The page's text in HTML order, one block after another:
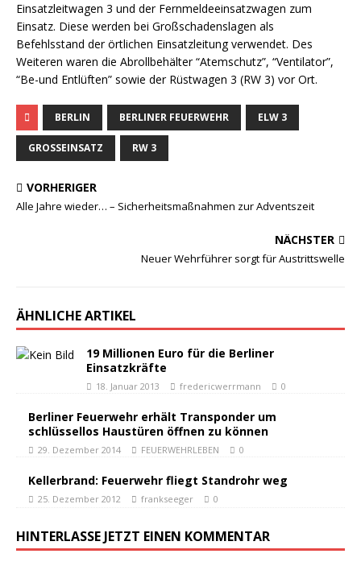
Einsatzleitwagen 3 und der Fernmeldeeinsatzwagen zum
Einsatz. Diese werden bei Großschadenslagen als
Befehlsstand der örtlichen Einsatzleitung verwendet. Des
Weiteren waren die Abrollbehälter “Atemschutz”, “Ventilator”,
“Be-und Entlüften” sowie der Rüstwagen 3 (RW 3) vor Ort.
BERLIN BERLINER FEUERWEHR ELW 3
GROSSEINSATZ RW 3
VORHERIGER
Alle Jahre wieder… – Sicherheitsmaßnahmen zur Adventszeit
NÄCHSTER
Neuer Wehrführer sorgt für Austrittswelle
ÄHNLICHE ARTIKEL
19 Millionen Euro für die Berliner
Einsatzkräfte
18. Januar 2013 fredericwerrmann 0
Berliner Feuerwehr erhält Transponder um
schlüssellos Haustüren öffnen zu können
29. Dezember 2014 FEUERWEHRLEBEN 0
Kellerbrand: Feuerwehr fliegt Standrohr weg
25. Dezember 2012 frankseeger 0
HINTERLASSE JETZT EINEN KOMMENTAR